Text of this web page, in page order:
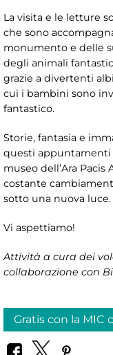
La visita e le letture
che sono
monumento e delle
degli animali
grazie a divertenti
cui i bambini sono
fantastico.
Storie, fantasia e
questi appuntamenti
museo dell’Ara
costante
sotto una nuova luce.
Vi aspettiamo!
Attività a cura dei
collaborazione con
Gratis con la MIC